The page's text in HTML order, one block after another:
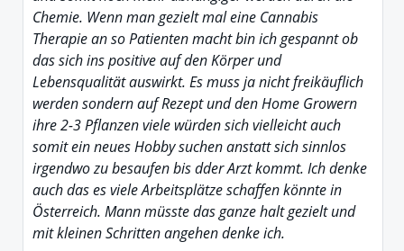
Chemie. Wenn man gezielt mal eine Cannabis
Therapie an so Patienten macht bin ich gespannt ob
das sich ins positive auf den Körper und
Lebensqualität auswirkt. Es muss ja nicht freikäuflich
werden sondern auf Rezept und den Home Growern
ihre 2-3 Pflanzen viele würden sich vielleicht auch
somit ein neues Hobby suchen anstatt sich sinnlos
irgendwo zu besaufen bis dder Arzt kommt. Ich denke
auch das es viele Arbeitsplätze schaffen könnte in
Österreich. Mann müsste das ganze halt gezielt und
mit kleinen Schritten angehen denke ich.